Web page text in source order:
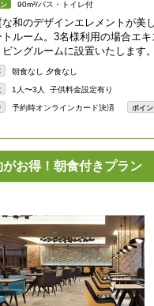
90m²/バス・トイレ付
な和のデザインエレメントが美
トルーム。3名様利用の場合エ
ビングルームに設置いたします。
朝食なし 夕食なし
1人〜3人 子供料金設定有り
予約時オンラインカード決済 ポイン
お得！朝食付きプラン